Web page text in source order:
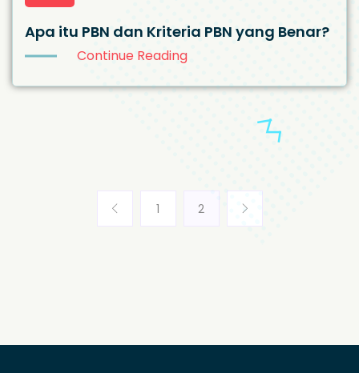
Apa itu PBN dan Kriteria PBN yang Benar?
Continue Reading
1 2